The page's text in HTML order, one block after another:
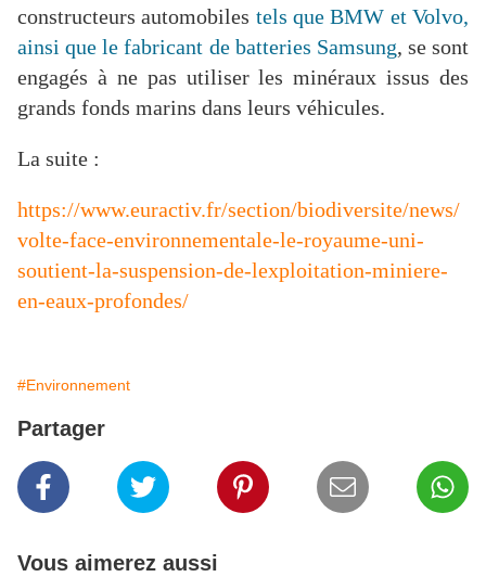
constructeurs automobiles tels que BMW et Volvo,
ainsi que le fabricant de batteries Samsung, se sont
engagés à ne pas utiliser les minéraux issus des
grands fonds marins dans leurs véhicules.
La suite :
https://www.euractiv.fr/section/biodiversite/news/
volte-face-environnementale-le-royaume-uni-
soutient-la-suspension-de-lexploitation-miniere-
en-eaux-profondes/
#Environnement
Partager
Vous aimerez aussi